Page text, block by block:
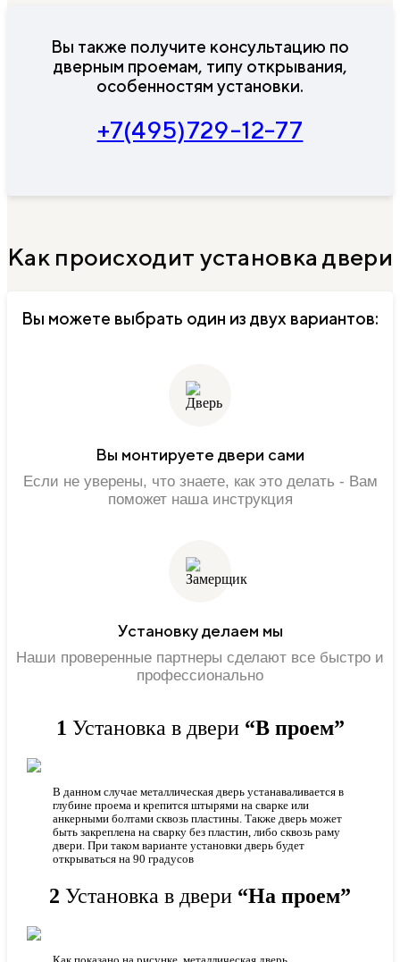
Вы также получите консультацию по
дверным проемам, типу открывания,
особенностям установки.
+7(495)729-12-77
Как происходит установка двери
Вы можете выбрать один из двух вариантов:
Вы монтируете двери сами
Если не уверены, что знаете, как это делать - Вам
поможет наша инструкция
Установку делаем мы
Наши проверенные партнеры сделают все быстро и
профессионально
1 Установка в двери “В проем”
В данном случае металлическая дверь устанаваливается в
глубине проема и крепится штырями на сварке или
анкерными болтами сквозь пластины. Также дверь может
быть закреплена на сварку без пластин, либо сквозь раму
двери. При таком варианте установки дверь будет
открываться на 90 градусов
2 Установка в двери “На проем”